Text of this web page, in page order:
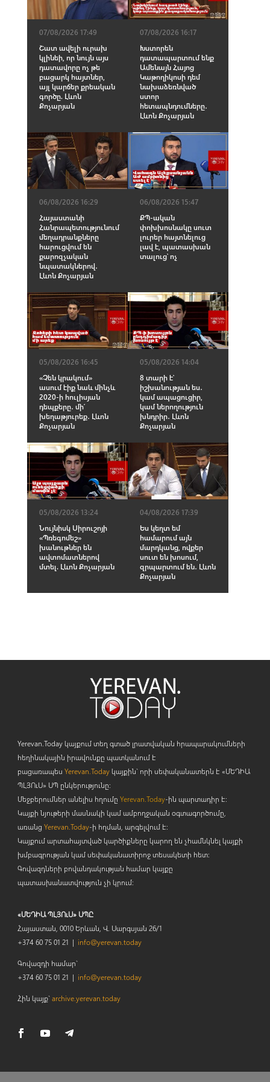
07/08/2026 17:49
Շատ ավելի ուրախ
կլինեի, որ նույն այս
դատավորը ոչ թե
բացարկ հայտներ,
այլ կարճեր քրեական
գործը. Լևոն
Քոչարյան
07/08/2026 16:17
Խստորեն
դատապարտում ենք
Ամենայն Հայոց
Կաթողիկոսի դեմ
նախաձեռնված
ստոր
հետապնդումները․
Լևոն Քոչարյան
06/08/2026 16:29
Հայաստանի
Հանրապետությունում
մեղադրանքները
հարուցվում են
քարոզչական
նպատակներով․
Լևոն Քոչարյան
06/08/2026 15:47
ՔՊ-ական
փոխխոսնակը սուտ
լուրեր հայտնելուց
լավ է, պատասխան
տալուց՝ ոչ
05/08/2026 16:45
«Չեն կրակում»
ասում էիք նաև մինչև
2020-ի հուլիսյան
դեպքերը․ մի՛
խեղաթյուրեք․ Լևոն
Քոչարյան
05/08/2026 14:04
8 տարի է՝
իշխանության ես․
կամ ապացուցիր,
կամ ներողություն
խնդրիր․ Լևոն
Քոչարյան
05/08/2026 13:24
Նույնիսկ Սիրուշոյի
«Պռեգոմեշ»
խանութներ են
ավտոմատներով
մտել. Լևոն Քոչարյան
04/08/2026 17:39
Ես կեղտ եմ
համարում այն
մարդկանց, ովքեր
սուտ են խոսում,
զրպարտում են․ Լևոն
Քոչարյան
Yerevan.Today կայքում տեղ գտած լրատվական հրապարակումների
հեղինակային իրավունքը պատկանում է
բացառապես Yerevan.Todayկայքին` որի սեփականատերն է «ՄԵԴԻԱ
ՊԼՅՈւՍ» ՍՊ ընկերությունը։
Մեջբերումներ անելիս հղումը Yerevan.Today-ին պարտադիր է:
Կայքի նյութերի մասնակի կամ ամբողջական օգտագործումը,
առանց Yerevan.Today-ի հղման, արգելվում է:
Կայքում արտահայտված կարծիքները կարող են չհամնկնել կայքի
խմբագրության կամ սեփականատիրոջ տեսակետի հետ:
Գովազդների բովանդակության համար կայքը
պատասխանատվություն չի կրում:
«ՄԵԴԻԱ ՊԼՅՈւՍ» ՍՊԸ
Հայաստան, 0010 Երևան, Վ. Սարգսյան 26/1
+374 60 75 01 21 | info@yerevan.today
Գովազդի համար`
+374 60 75 01 21 | info@yerevan.today
Հին կայք`archive.yerevan.today